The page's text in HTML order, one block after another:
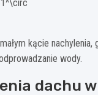
kącie
wody.
dachu w